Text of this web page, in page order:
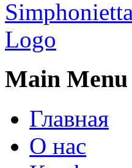
Main
Главная
О нас